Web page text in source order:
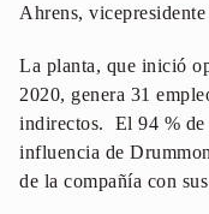
Ahrens,
La planta, que inició
2020, genera 31
indirectos. El 94 % de
influencia de
de la compañía con